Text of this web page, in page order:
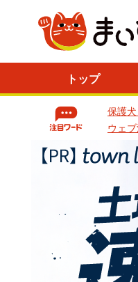
トップ
保護
ウェ